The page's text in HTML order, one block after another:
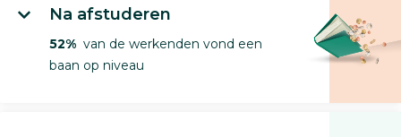
Na afstuderen
52% van de werkenden vond een
baan op niveau